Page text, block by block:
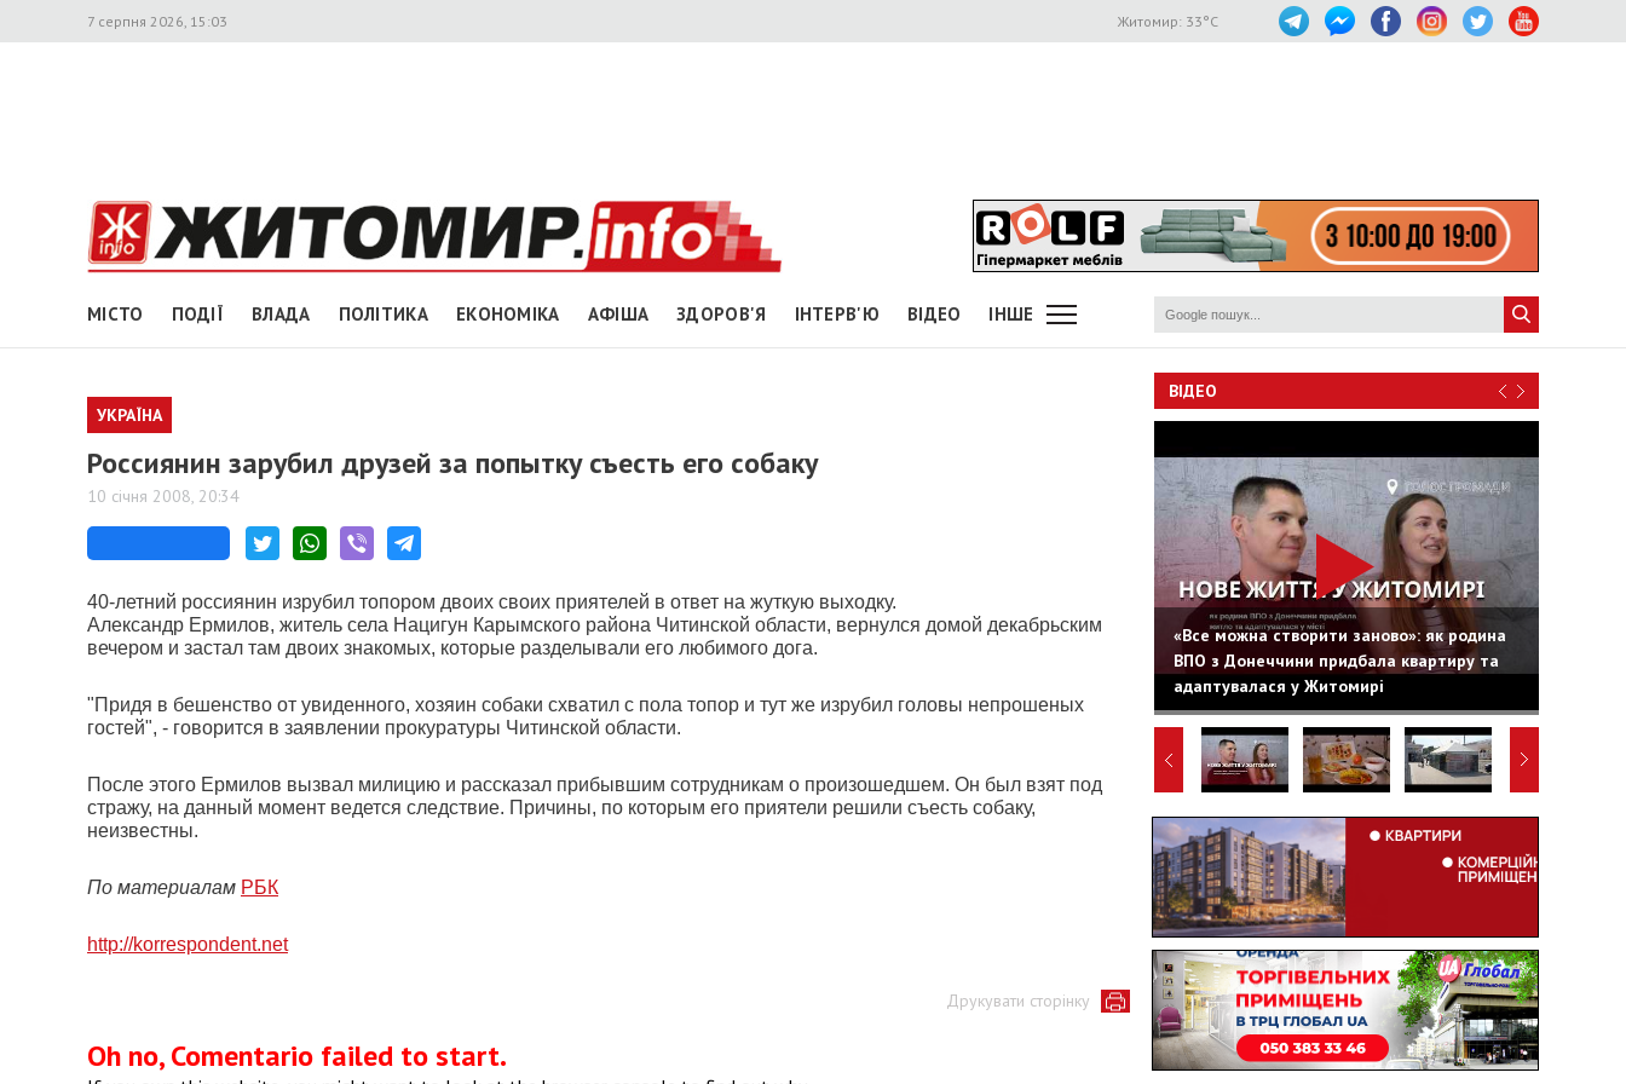
7 серпня 2026, 15:03 Житомир: 33°C
МІСТО ПОДІЇ ВЛАДА ПОЛІТИКА ЕКОНОМІКА АФІША ЗДОРОВ'Я ІНТЕРВ'Ю ВІДЕО ІНШЕ
УКРАЇНА
Россиянин зарубил друзей за попытку съесть его собаку
10 січня 2008, 20:34
40-летний россиянин изрубил топором двоих своих приятелей в ответ на жуткую выходку.
Александр Ермилов, житель села Нацигун Карымского района Читинской области, вернулся домой декабрьским
вечером и застал там двоих знакомых, которые разделывали его любимого дога.
"Придя в бешенство от увиденного, хозяин собаки схватил с пола топор и тут же изрубил головы непрошеных
гостей", - говорится в заявлении прокуратуры Читинской области.
После этого Ермилов вызвал милицию и рассказал прибывшим сотрудникам о произошедшем. Он был взят под
стражу, на данный момент ведется следствие. Причины, по которым его приятели решили съесть собаку,
неизвестны.
По материалам РБК
http://korrespondent.net
Друкувати сторінку
Oh no, Comentario failed to start.
ВІДЕО
«Все можна створити заново»: як родина
ВПО з Донеччини придбала квартиру та
адаптувалася у Житомирі